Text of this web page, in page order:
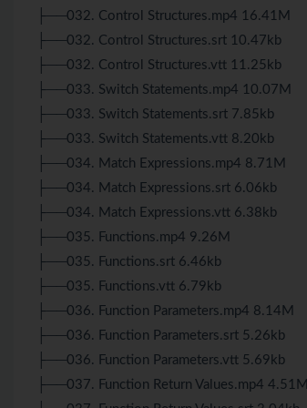
├──032. Control Structures.mp4 16.41M
├──032. Control Structures.srt 10.47kb
├──032. Control Structures.vtt 11.25kb
├──033. Switch Statements.mp4 10.07M
├──033. Switch Statements.srt 7.85kb
├──033. Switch Statements.vtt 8.20kb
├──034. Match Expressions.mp4 8.71M
├──034. Match Expressions.srt 6.06kb
├──034. Match Expressions.vtt 6.38kb
├──035. Functions.mp4 9.26M
├──035. Functions.srt 6.46kb
├──035. Functions.vtt 6.79kb
├──036. Function Parameters.mp4 8.14M
├──036. Function Parameters.srt 5.26kb
├──036. Function Parameters.vtt 5.69kb
├──037. Function Return Values.mp4 4.51M